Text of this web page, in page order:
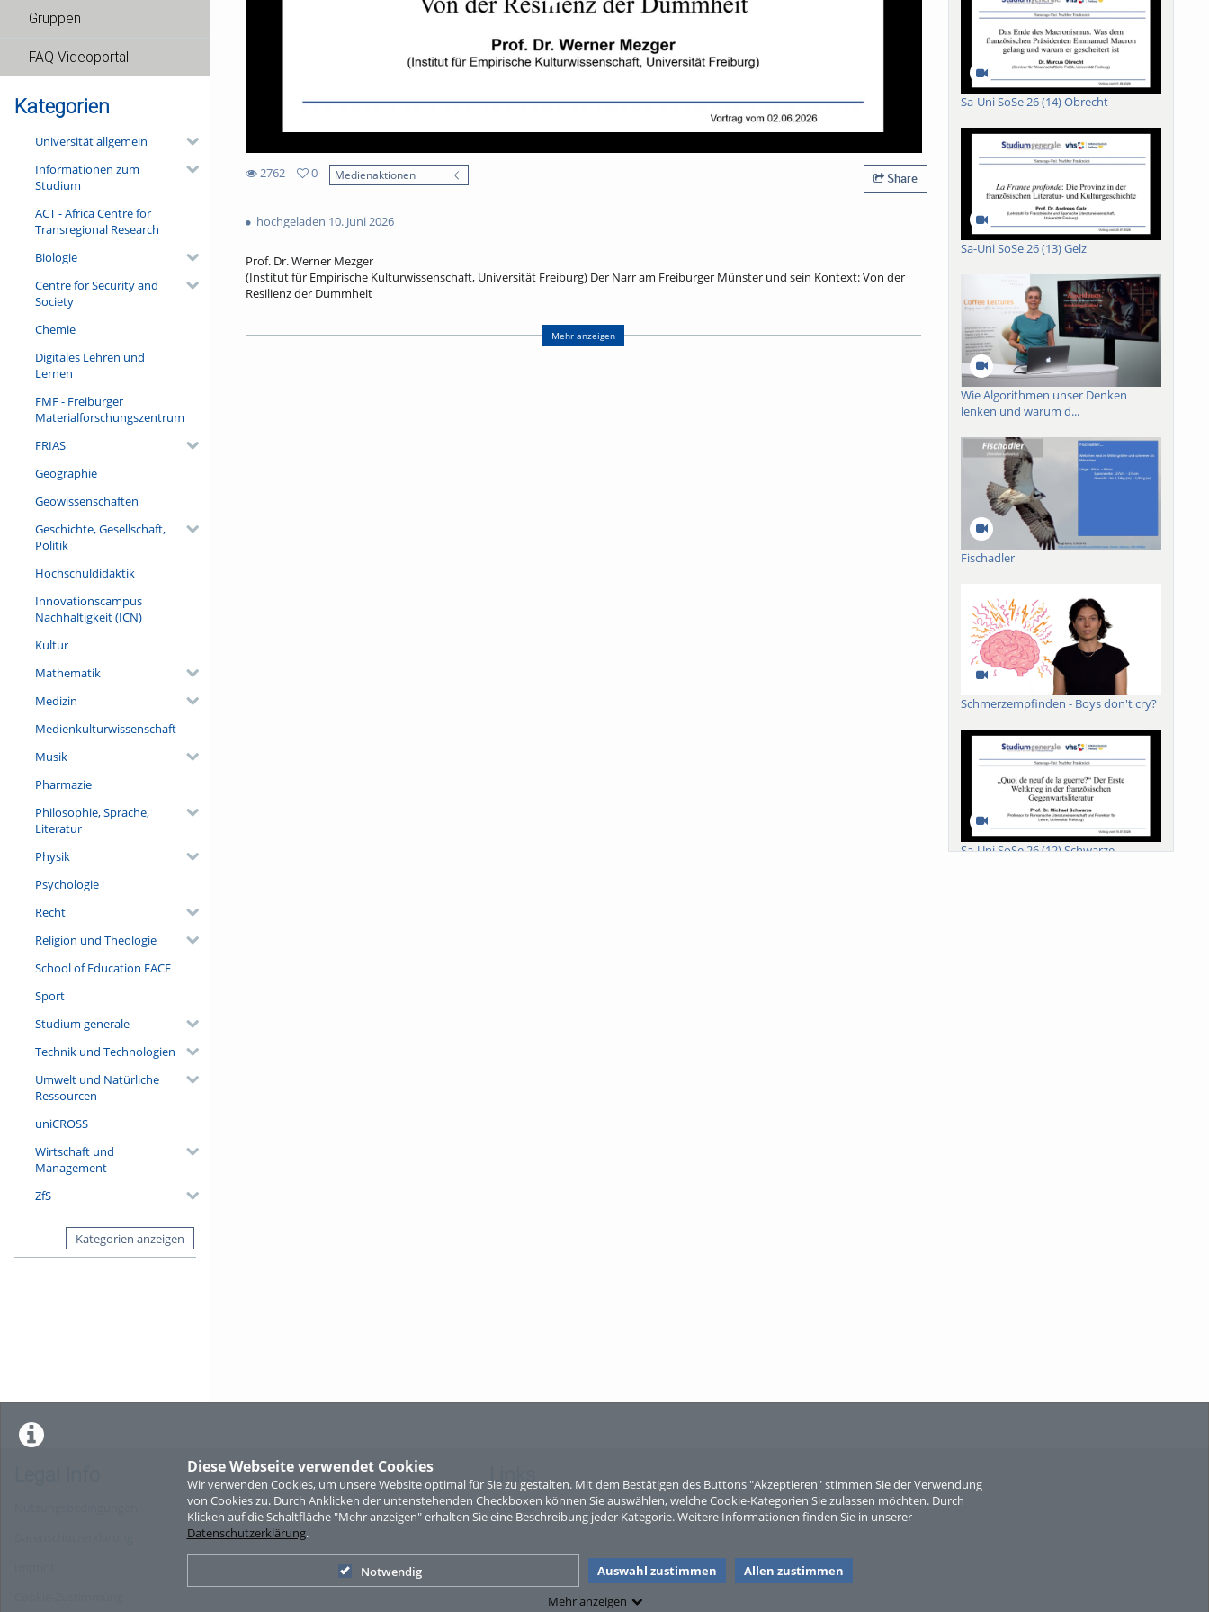
Diese Webseite verwendet Cookies
Wir verwenden Cookies, um unsere Website optimal für Sie zu gestalten. Mit dem Bestätigen des Buttons "Akzeptieren" stimmen Sie der Verwendung
von Cookies zu. Durch Anklicken der untenstehenden Checkboxen können Sie auswählen, welche Cookie-Kategorien Sie zulassen möchten. Durch
Klicken auf die Schaltfläche "Mehr anzeigen" erhalten Sie eine Beschreibung jeder Kategorie. Weitere Informationen finden Sie in unserer
Datenschutzerklärung.
Notwendig Auswahl zustimmen
Allen zustimmen
Mehr anzeigen
Gruppen
FAQ Videoportal
Kategorien
Universität allgemein
Informationen zum
Studium
ACT - Africa Centre for
Transregional Research
Biologie
Centre for Security and
Society
Chemie
Digitales Lehren und
Lernen
FMF - Freiburger
Materialforschungszentrum
FRIAS
Geographie
Geowissenschaften
Geschichte, Gesellschaft,
Politik
Hochschuldidaktik
Innovationscampus
Nachhaltigkeit (ICN)
Kultur
Mathematik
Medizin
Medienkulturwissenschaft
Musik
Pharmazie
Philosophie, Sprache,
Literatur
Physik
Psychologie
Recht
Religion und Theologie
School of Education FACE
Sport
Studium generale
Technik und Technologien
Umwelt und Natürliche
Ressourcen
uniCROSS
Wirtschaft und
Management
ZfS
Kategorien anzeigen
2762
views
0
Medienaktionen Share
hochgeladen 10. Juni 2026
Prof. Dr. Werner Mezger
(Institut für Empirische Kulturwissenschaft, Universität Freiburg) Der Narr am Freiburger Münster und sein Kontext: Von der
Resilienz der Dummheit
allerdings wenig zu tun. Vielmehr ist er steinerner Zeuge jener Konjunktur der Narrenidee, die 1494 mit Sebastian Brants
Narrenschiff begann, 1511 durch das Lob der Torheit des Erasmus von Rotterdam eine geniale ironische Brechung erfuhr und
Mehr anzeigen
Sa-Uni SoSe 26 (14) Obrecht
Sa-Uni SoSe 26 (13) Gelz
Wie Algorithmen unser Denken
lenken und warum d...
Fischadler
Schmerzempfinden - Boys don't cry?
Sa-Uni SoSe 26 (12) Schwarze
Sperber
Links
Sitemap